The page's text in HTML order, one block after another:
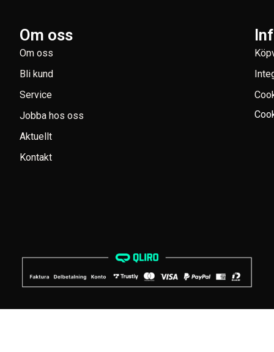
Om oss
Om oss
Bli kund
Service
Jobba hos oss
Aktuellt
Kontakt